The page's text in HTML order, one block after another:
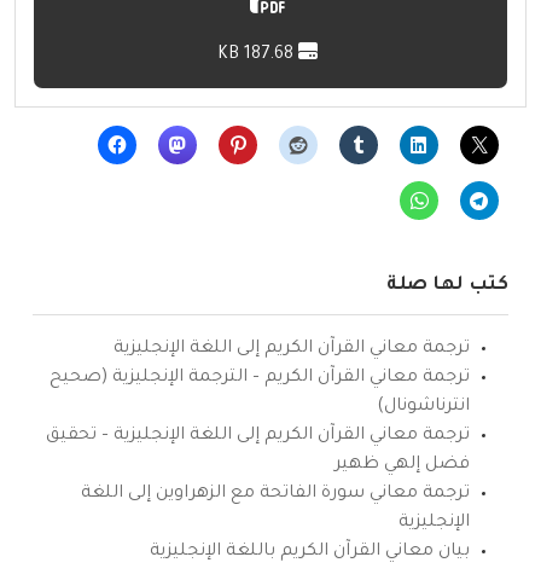
كتب لها صلة
ترجمة معاني القرآن الكريم إلى اللغة الإنجليزية
ترجمة معاني القرآن الكريم – الترجمة الإنجليزية (صحيح
انترناشونال)
ترجمة معاني القرآن الكريم إلى اللغة الإنجليزية – تحقيق
فضل إلهي ظهير
ترجمة معاني سورة الفاتحة مع الزهراوين إلى اللغة
الإنجليزية
بيان معاني القرآن الكريم باللغة الإنجليزية